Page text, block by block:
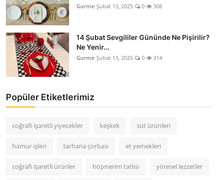
Gurme Şubat 13, 2025 0 308
14 Şubat Sevgililer Gününde Ne Pişirilir?
Ne Yenir...
Gurme Şubat 13, 2025 0 314
Popüler Etiketlerimiz
coğrafi işaretli yiyecekler keşkek süt ürünleri
hamur işleri tarhana çorbası et yemekleri
coğrafi işaretli ürünler höşmerim tatlısı yöresel lezzetler